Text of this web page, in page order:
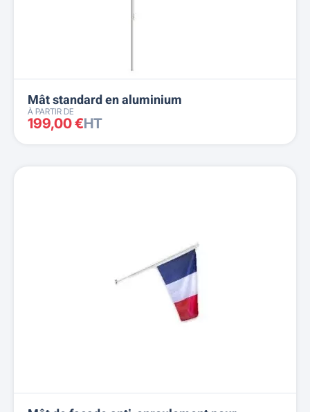
Mât standard en aluminium
À PARTIR DE
199,00 €HT